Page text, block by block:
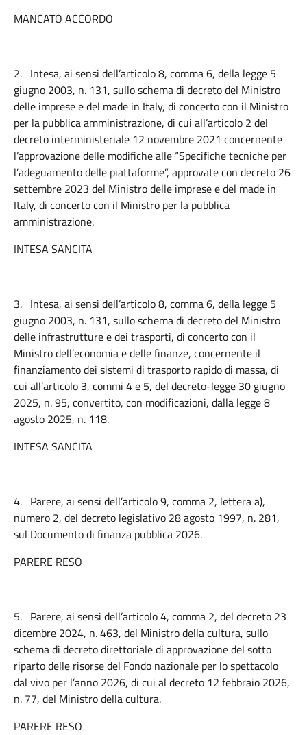
MANCATO ACCORDO
2. Intesa, ai sensi dell’articolo 8, comma 6, della legge 5
giugno 2003, n. 131, sullo schema di decreto del Ministro
delle imprese e del made in Italy, di concerto con il Ministro
per la pubblica amministrazione, di cui all’articolo 2 del
decreto interministeriale 12 novembre 2021 concernente
l’approvazione delle modifiche alle “Specifiche tecniche per
l’adeguamento delle piattaforme”, approvate con decreto 26
settembre 2023 del Ministro delle imprese e del made in
Italy, di concerto con il Ministro per la pubblica
amministrazione.
INTESA SANCITA
3. Intesa, ai sensi dell’articolo 8, comma 6, della legge 5
giugno 2003, n. 131, sullo schema di decreto del Ministro
delle infrastrutture e dei trasporti, di concerto con il
Ministro dell’economia e delle finanze, concernente il
finanziamento dei sistemi di trasporto rapido di massa, di
cui all’articolo 3, commi 4 e 5, del decreto-legge 30 giugno
2025, n. 95, convertito, con modificazioni, dalla legge 8
agosto 2025, n. 118.
INTESA SANCITA
4. Parere, ai sensi dell’articolo 9, comma 2, lettera a),
numero 2, del decreto legislativo 28 agosto 1997, n. 281,
sul Documento di finanza pubblica 2026.
PARERE RESO
5. Parere, ai sensi dell’articolo 4, comma 2, del decreto 23
dicembre 2024, n. 463, del Ministro della cultura, sullo
schema di decreto direttoriale di approvazione del sotto
riparto delle risorse del Fondo nazionale per lo spettacolo
dal vivo per l’anno 2026, di cui al decreto 12 febbraio 2026,
n. 77, del Ministro della cultura.
PARERE RESO